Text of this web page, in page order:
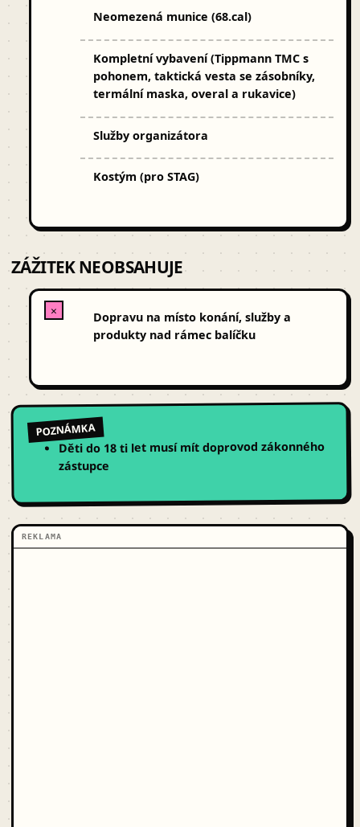
Neomezená munice (68.cal)
Kompletní vybavení (Tippmann TMC s
pohonem, taktická vesta se zásobníky,
termální maska, overal a rukavice)
Služby organizátora
Kostým (pro STAG)
ZÁŽITEK NEOBSAHUJE
✕
Dopravu na místo konání, služby a
produkty nad rámec balíčku
POZNÁMKA
Děti do 18 ti let musí mít doprovod zákonného
zástupce
REKLAMA